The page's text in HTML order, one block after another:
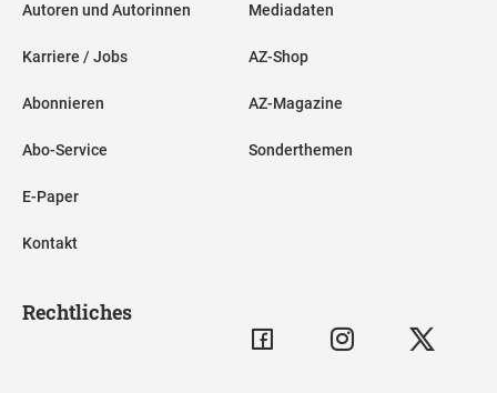
Autoren und Autorinnen
Karriere / Jobs
Abonnieren
Abo-Service
E-Paper
Kontakt
Mediadaten
AZ-Shop
AZ-Magazine
Sonderthemen
Rechtliches